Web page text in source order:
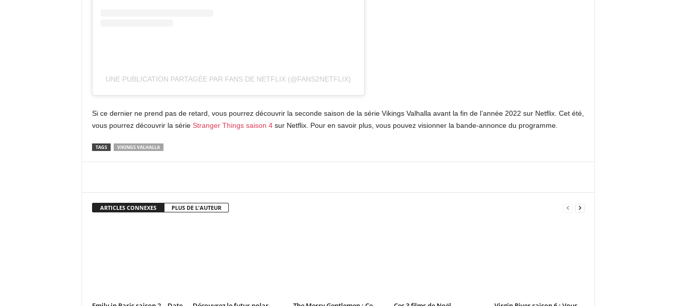
UNE PUBLICATION PARTAGÉE PAR FANS DE NETFLIX (@FANS2NETFLIX)
Si ce dernier ne prend pas de retard, vous pourrez découvrir la seconde saison de la série Vikings Valhalla avant la fin de l’année 2022 sur Netflix. Cet été,
vous pourrez découvrir la série Stranger Things saison 4sur Netflix. Pour en savoir plus, vous pouvez visionner la bande-annonce du programme.
TAGS VIKINGS VALHALLA
ARTICLES CONNEXES PLUS DE L'AUTEUR